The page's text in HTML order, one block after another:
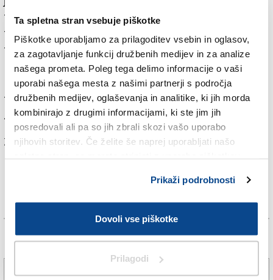
Ta spletna stran vsebuje piškotke
Piškotke uporabljamo za prilagoditev vsebin in oglasov,
za zagotavljanje funkcij družbenih medijev in za analize
našega prometa. Poleg tega delimo informacije o vaši
uporabi našega mesta z našimi partnerji s področja
družbenih medijev, oglaševanja in analitike, ki jih morda
kombinirajo z drugimi informacijami, ki ste jim jih
posredovali ali pa so jih zbrali skozi vašo uporabo
njihovih storitev. Če želite še naprej uporabljati našo
Prikaži podrobnosti
Dovoli vse piškotke
Prilagodi
fotoaparate in spominske ure ter večje število
fotografij. To pa je le izbor 113.525 diapozitivov in
fotografij, ki jih Zvonko Vidau hrani v svojem arhivu,
katerim je treba dodati še 267 na trak posnetih
koncertov, pridig in drugih dogodkov, 1154 filmov oz.
filmskih odlomkov ter 216 vinilnih plošč in 422
zgoščenk.
Za branje in pisanje komentarjevje potrebna prijava
Več novic
Zagorelo pri Samatorci